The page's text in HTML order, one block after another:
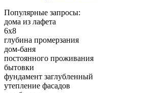
Популярные запросы:
дома из лафета
6x8
глубина промерзания
дом-баня
постоянного проживания
бытовки
фундамент заглубленный
утепление фасадов